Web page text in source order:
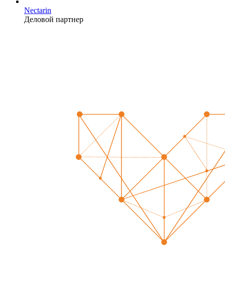
Nectarin
Деловой партнер